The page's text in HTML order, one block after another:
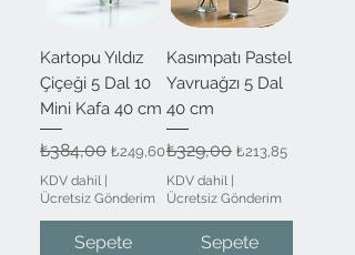
Kartopu Yıldız
Çiçeği 5 Dal 10
Mini Kafa 40 cm
Normal Fiyat
₺384,00 İndirimli Fiyat
₺249,60
KDV dahil
Ücretsiz Gönderim
Sepete
Kasımpatı Pastel
Yavruağzı 5 Dal
40 cm
Normal Fiyat
₺329,00 İndirimli Fiyat
₺213,85
KDV dahil
Ücretsiz Gönderim
Sepete